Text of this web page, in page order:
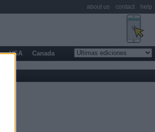
USA Canada
about us contact help